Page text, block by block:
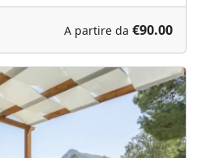
A partire da €90.00